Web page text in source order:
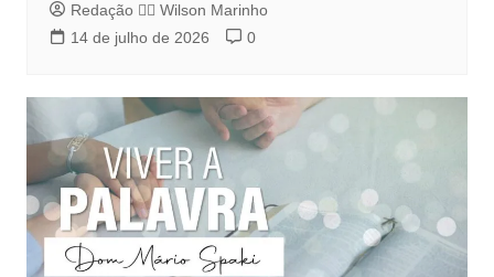
Redação 👨‍⚖️​ Wilson Marinho
14 de julho de 2026
0